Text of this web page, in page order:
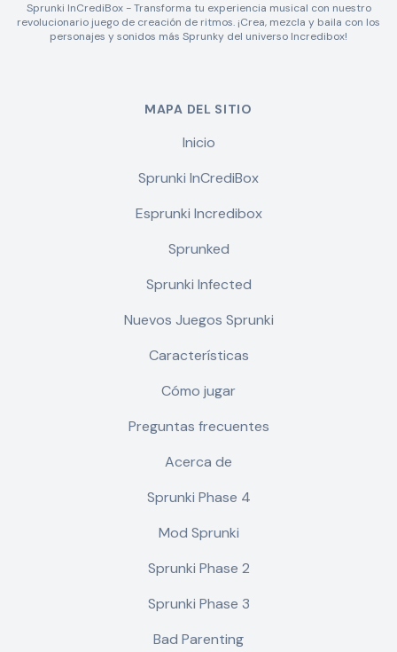
Sprunki InCrediBox - Transforma tu experiencia musical con nuestro
revolucionario juego de creación de ritmos. ¡Crea, mezcla y baila con los
personajes y sonidos más Sprunky del universo Incredibox!
MAPA DEL SITIO
Inicio
Sprunki InCrediBox
Esprunki Incredibox
Sprunked
Sprunki Infected
Nuevos Juegos Sprunki
Características
Cómo jugar
Preguntas frecuentes
Acerca de
Sprunki Phase 4
Mod Sprunki
Sprunki Phase 2
Sprunki Phase 3
Bad Parenting